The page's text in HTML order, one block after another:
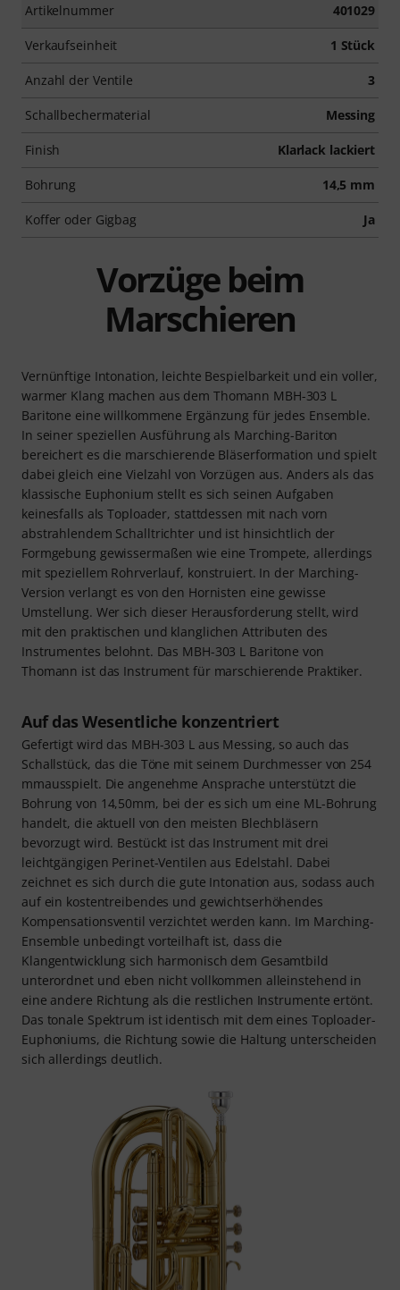
Artikelnummer 401029
Verkaufseinheit 1 Stück
Anzahl der Ventile 3
Schallbechermaterial Messing
Finish Klarlack lackiert
Bohrung 14,5 mm
Koffer oder Gigbag Ja
Vorzüge beim
Marschieren
Vernünftige Intonation, leichte Bespielbarkeit und ein voller,
warmer Klang machen aus dem Thomann MBH-303 L
Baritone eine willkommene Ergänzung für jedes Ensemble.
In seiner speziellen Ausführung als Marching-Bariton
bereichert es die marschierende Bläserformation und spielt
dabei gleich eine Vielzahl von Vorzügen aus. Anders als das
klassische Euphonium stellt es sich seinen Aufgaben
keinesfalls als Toploader, stattdessen mit nach vorn
abstrahlendem Schalltrichter und ist hinsichtlich der
Formgebung gewissermaßen wie eine Trompete, allerdings
mit speziellem Rohrverlauf, konstruiert. In der Marching-
Version verlangt es von den Hornisten eine gewisse
Umstellung. Wer sich dieser Herausforderung stellt, wird
mit den praktischen und klanglichen Attributen des
Instrumentes belohnt. Das MBH-303 L Baritone von
Thomann ist das Instrument für marschierende Praktiker.
Auf das Wesentliche konzentriert
Gefertigt wird das MBH-303 L aus Messing, so auch das
Schallstück, das die Töne mit seinem Durchmesser von 254
mmausspielt. Die angenehme Ansprache unterstützt die
Bohrung von 14,50mm, bei der es sich um eine ML-Bohrung
handelt, die aktuell von den meisten Blechbläsern
bevorzugt wird. Bestückt ist das Instrument mit drei
leichtgängigen Perinet-Ventilen aus Edelstahl. Dabei
zeichnet es sich durch die gute Intonation aus, sodass auch
auf ein kostentreibendes und gewichtserhöhendes
Kompensationsventil verzichtet werden kann. Im Marching-
Ensemble unbedingt vorteilhaft ist, dass die
Klangentwicklung sich harmonisch dem Gesamtbild
unterordnet und eben nicht vollkommen alleinstehend in
eine andere Richtung als die restlichen Instrumente ertönt.
Das tonale Spektrum ist identisch mit dem eines Toploader-
Euphoniums, die Richtung sowie die Haltung unterscheiden
sich allerdings deutlich.